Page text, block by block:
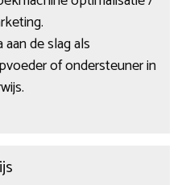
aan de slag als
of ondersteuner in